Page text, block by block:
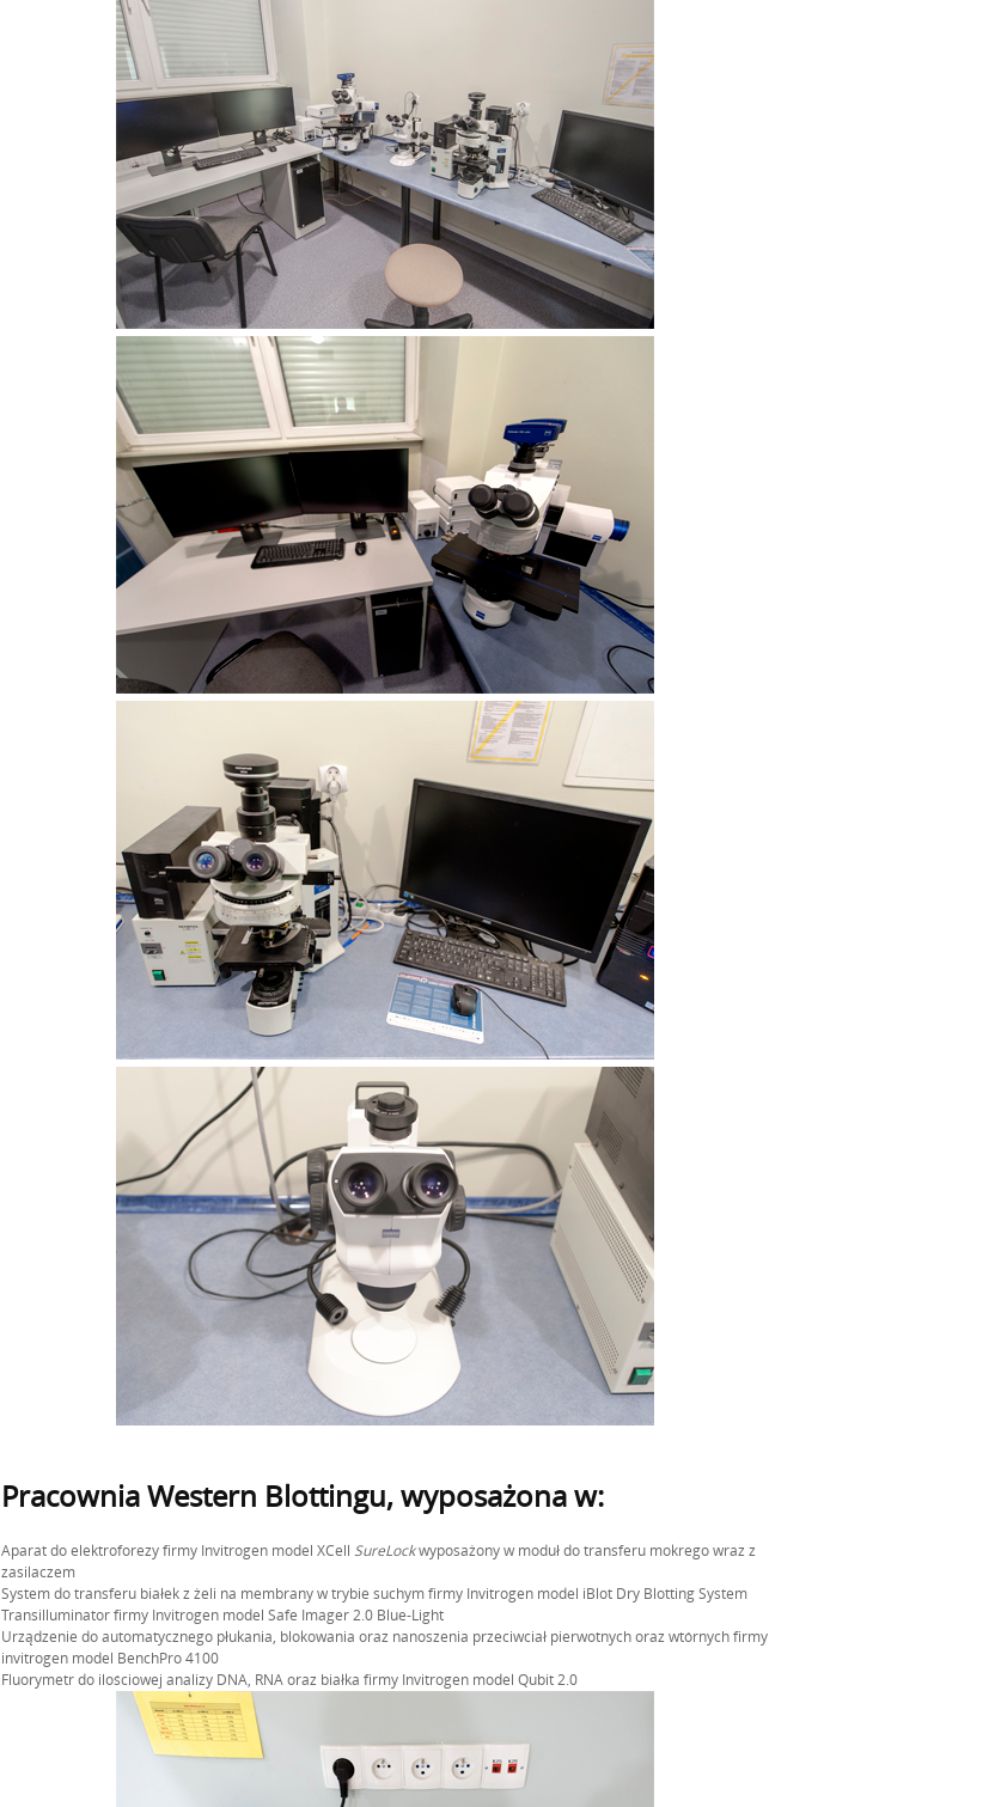
Pracownia Western Blottingu, wyposażona w:
Aparat do elektroforezy firmy Invitrogen model XCell SureLockwyposażony w moduł do transferu mokrego wraz z
zasilaczem
System do transferu białek z żeli na membrany w trybie suchym firmy Invitrogen model iBlot Dry Blotting System
Transilluminator firmy Invitrogen model Safe Imager 2.0 Blue-Light
Urządzenie do automatycznego płukania, blokowania oraz nanoszenia przeciwciał pierwotnych oraz wtórnych firmy
invitrogen model BenchPro 4100
Fluorymetr do ilościowej analizy DNA, RNA oraz białka firmy Invitrogen model Qubit 2.0